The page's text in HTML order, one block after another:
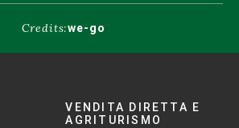
Credits:we-go
VENDITA DIRETTA E
AGRITURISMO